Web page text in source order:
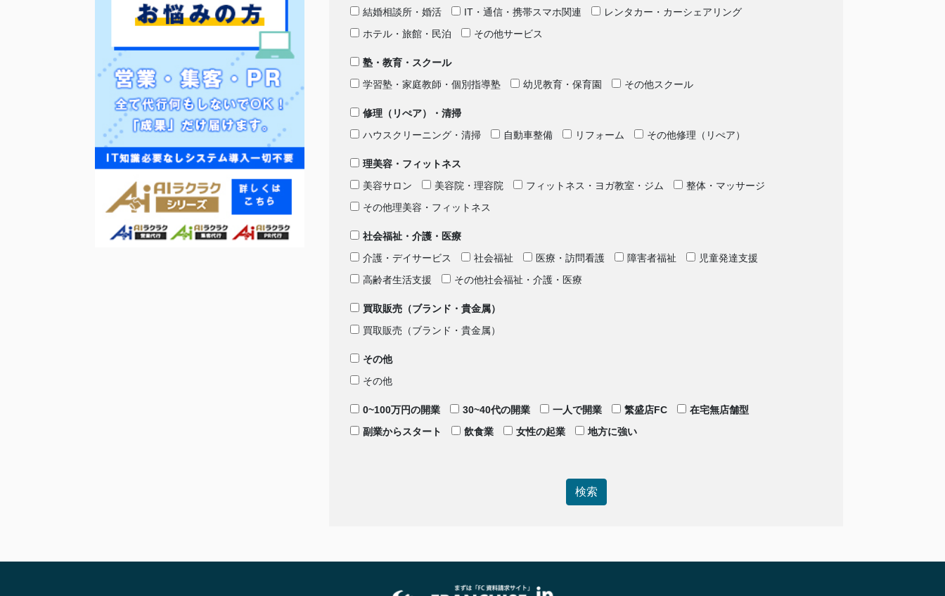
結婚相談所・婚活
IT・通信・携帯スマホ関連
レンタカー・カーシェアリング
ホテル・旅館・民泊
その他サービス
塾・教育・スクール
学習塾・家庭教師・個別指導塾
幼児教育・保育園 その他スクール
修理（リぺア）・清掃
ハウスクリーニング・清掃
自動車整備 リフォーム その他修理（リぺア）
理美容・フィットネス
美容サロン
美容院・理容院 フィットネス・ヨガ教室・ジム
整体・マッサージ
その他理美容・フィットネス
社会福祉・介護・医療
介護・デイサービス
社会福祉 医療・訪問看護 障害者福祉
児童発達支援
高齢者生活支援
その他社会福祉・介護・医療
買取販売（ブランド・貴金属）
買取販売（ブランド・貴金属）
その他
その他
0~100万円の開業 30~40代の開業 一人で開業 繁盛店FC
在宅無店舗型
副業からスタート
飲食業 女性の起業 地方に強い